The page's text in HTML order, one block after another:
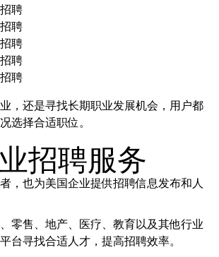
聘
聘
聘
聘
聘
，还是寻找长期职业发展机会，用户都
选择合适职位。
招聘服务
，也为美国企业提供招聘信息发布和人
零售、地产、医疗、教育以及其他行业
台寻找合适人才，提高招聘效率。